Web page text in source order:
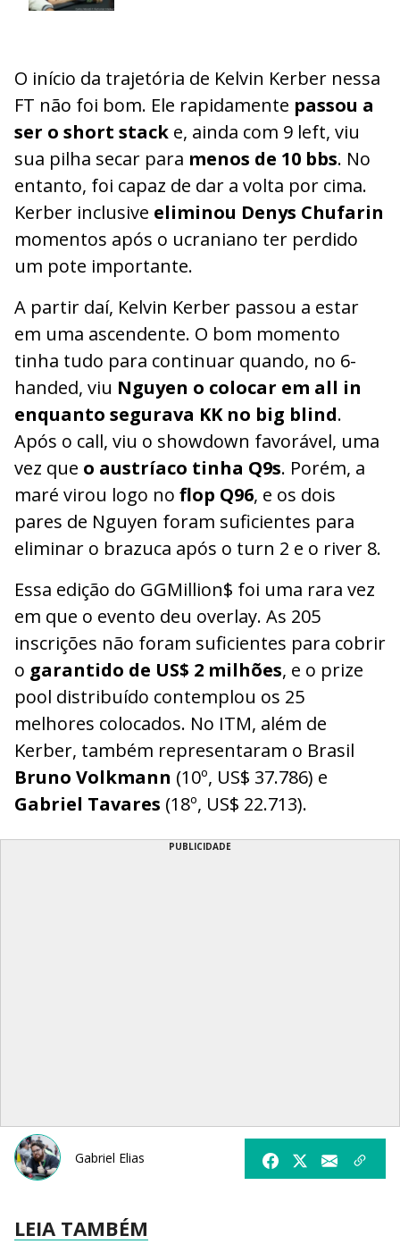
O início da trajetória de Kelvin Kerber nessa
FT não foi bom. Ele rapidamente passou a
ser o short stack e, ainda com 9 left, viu
sua pilha secar para menos de 10 bbs. No
entanto, foi capaz de dar a volta por cima.
Kerber inclusive eliminou Denys Chufarin
momentos após o ucraniano ter perdido
um pote importante.
A partir daí, Kelvin Kerber passou a estar
em uma ascendente. O bom momento
tinha tudo para continuar quando, no 6-
handed, viu Nguyen o colocar em all in
enquanto segurava KK no big blind.
Após o call, viu o showdown favorável, uma
vez que o austríaco tinha Q9s. Porém, a
maré virou logo no flop Q96, e os dois
pares de Nguyen foram suficientes para
eliminar o brazuca após o turn 2 e o river 8.
Essa edição do GGMillion$ foi uma rara vez
em que o evento deu overlay. As 205
inscrições não foram suficientes para cobrir
o garantido de US$ 2 milhões, e o prize
pool distribuído contemplou os 25
melhores colocados. No ITM, além de
Kerber, também representaram o Brasil
Bruno Volkmann (10º, US$ 37.786) e
Gabriel Tavares (18º, US$ 22.713).
PUBLICIDADE
Gabriel Elias
LEIA TAMBÉM